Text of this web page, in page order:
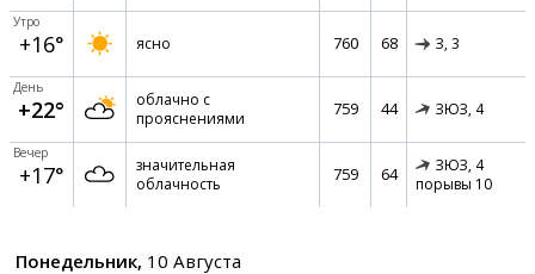
Утро
+16° ясно 760 68 З, 3
День
+22°
облачно с
прояснениями
759 44 ЗЮЗ, 4
Вечер
+17°
значительная
облачность
759 64 ЗЮЗ, 4
порывы 10
Понедельник, 10 Августа